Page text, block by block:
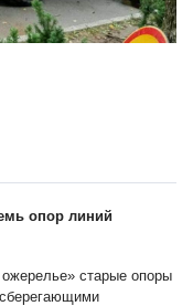
опор линий
старые опоры